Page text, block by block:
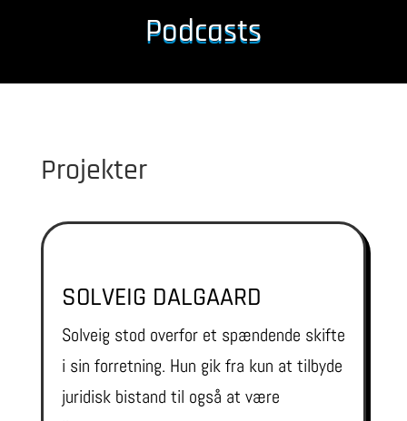
Podcasts
Projekter
SOLVEIG DALGAARD
Solveig stod overfor et spændende skifte
i sin forretning. Hun gik fra kun at tilbyde
juridisk bistand til også at være